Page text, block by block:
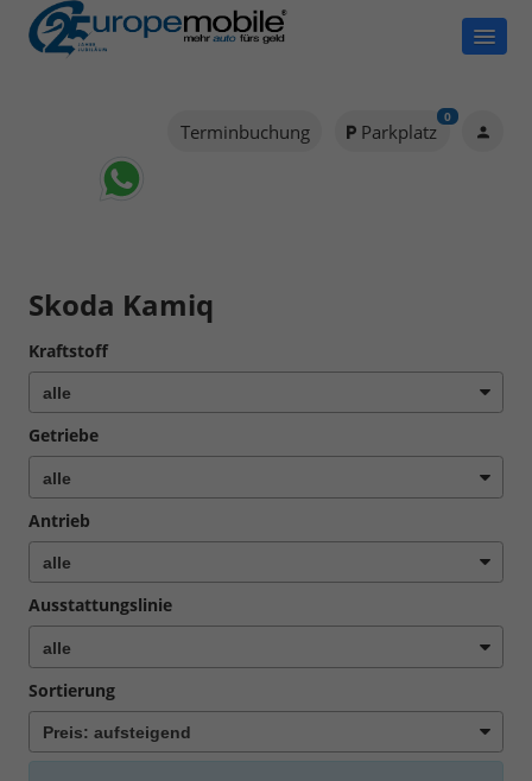
Terminbuchung Parkplatz
0
Skoda Kamiq
Kraftstoff
Getriebe
Antrieb
Ausstattungslinie
Sortierung